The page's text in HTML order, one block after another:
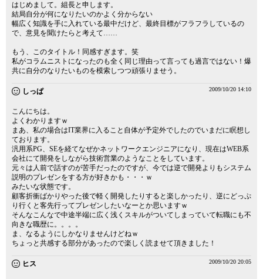
はじめまして。組長と申します。
結局自分が何になりたいのかよく分からない
幅広く知識を手に入れている最中だけど、最終目標がフラフラしているの
で、意見を聞けたらと考えて……
もう、このタイトル！同感すぎます。笑
私がコラムニストになったのも全く同じ理由って言っても過言ではない！爆
共に自分のなりたいものを模索しつつ頑張りませう。
しっぱ 2009/10/20 14:10
こんにちは。
よくわかりますｗ
まあ、私の場合はIT業界に入ること自体が予定外でしたのでいまだに瞑想し
ております。
汎用系PG、SEを経てなぜかネットワークエンジニアになり、現在はWEB系
会社にて開発をしながら技術営業のようなことをしています。
元々は人前で話すのが苦手だったのですが、今では逆で開発よりもシステム
説明のプレゼンをする方が好きかも・・・ｗ
みたいな状態です。
顧客折衝ばかりやった後で軽く開発したりすると楽しかったり、逆にどっぷ
り行くと客先行ってプレゼンしたいなーとか思いますｗ
そんなこんなで中途半端に広く浅くスキルがついてしまっていて転職にも不
向きな職歴に。。。。
ま、なるようにしかなりませんけどねｗ
ちょっと共感する部分があったので楽しく読ませて頂きました！
ヒス 2009/10/20 20:05